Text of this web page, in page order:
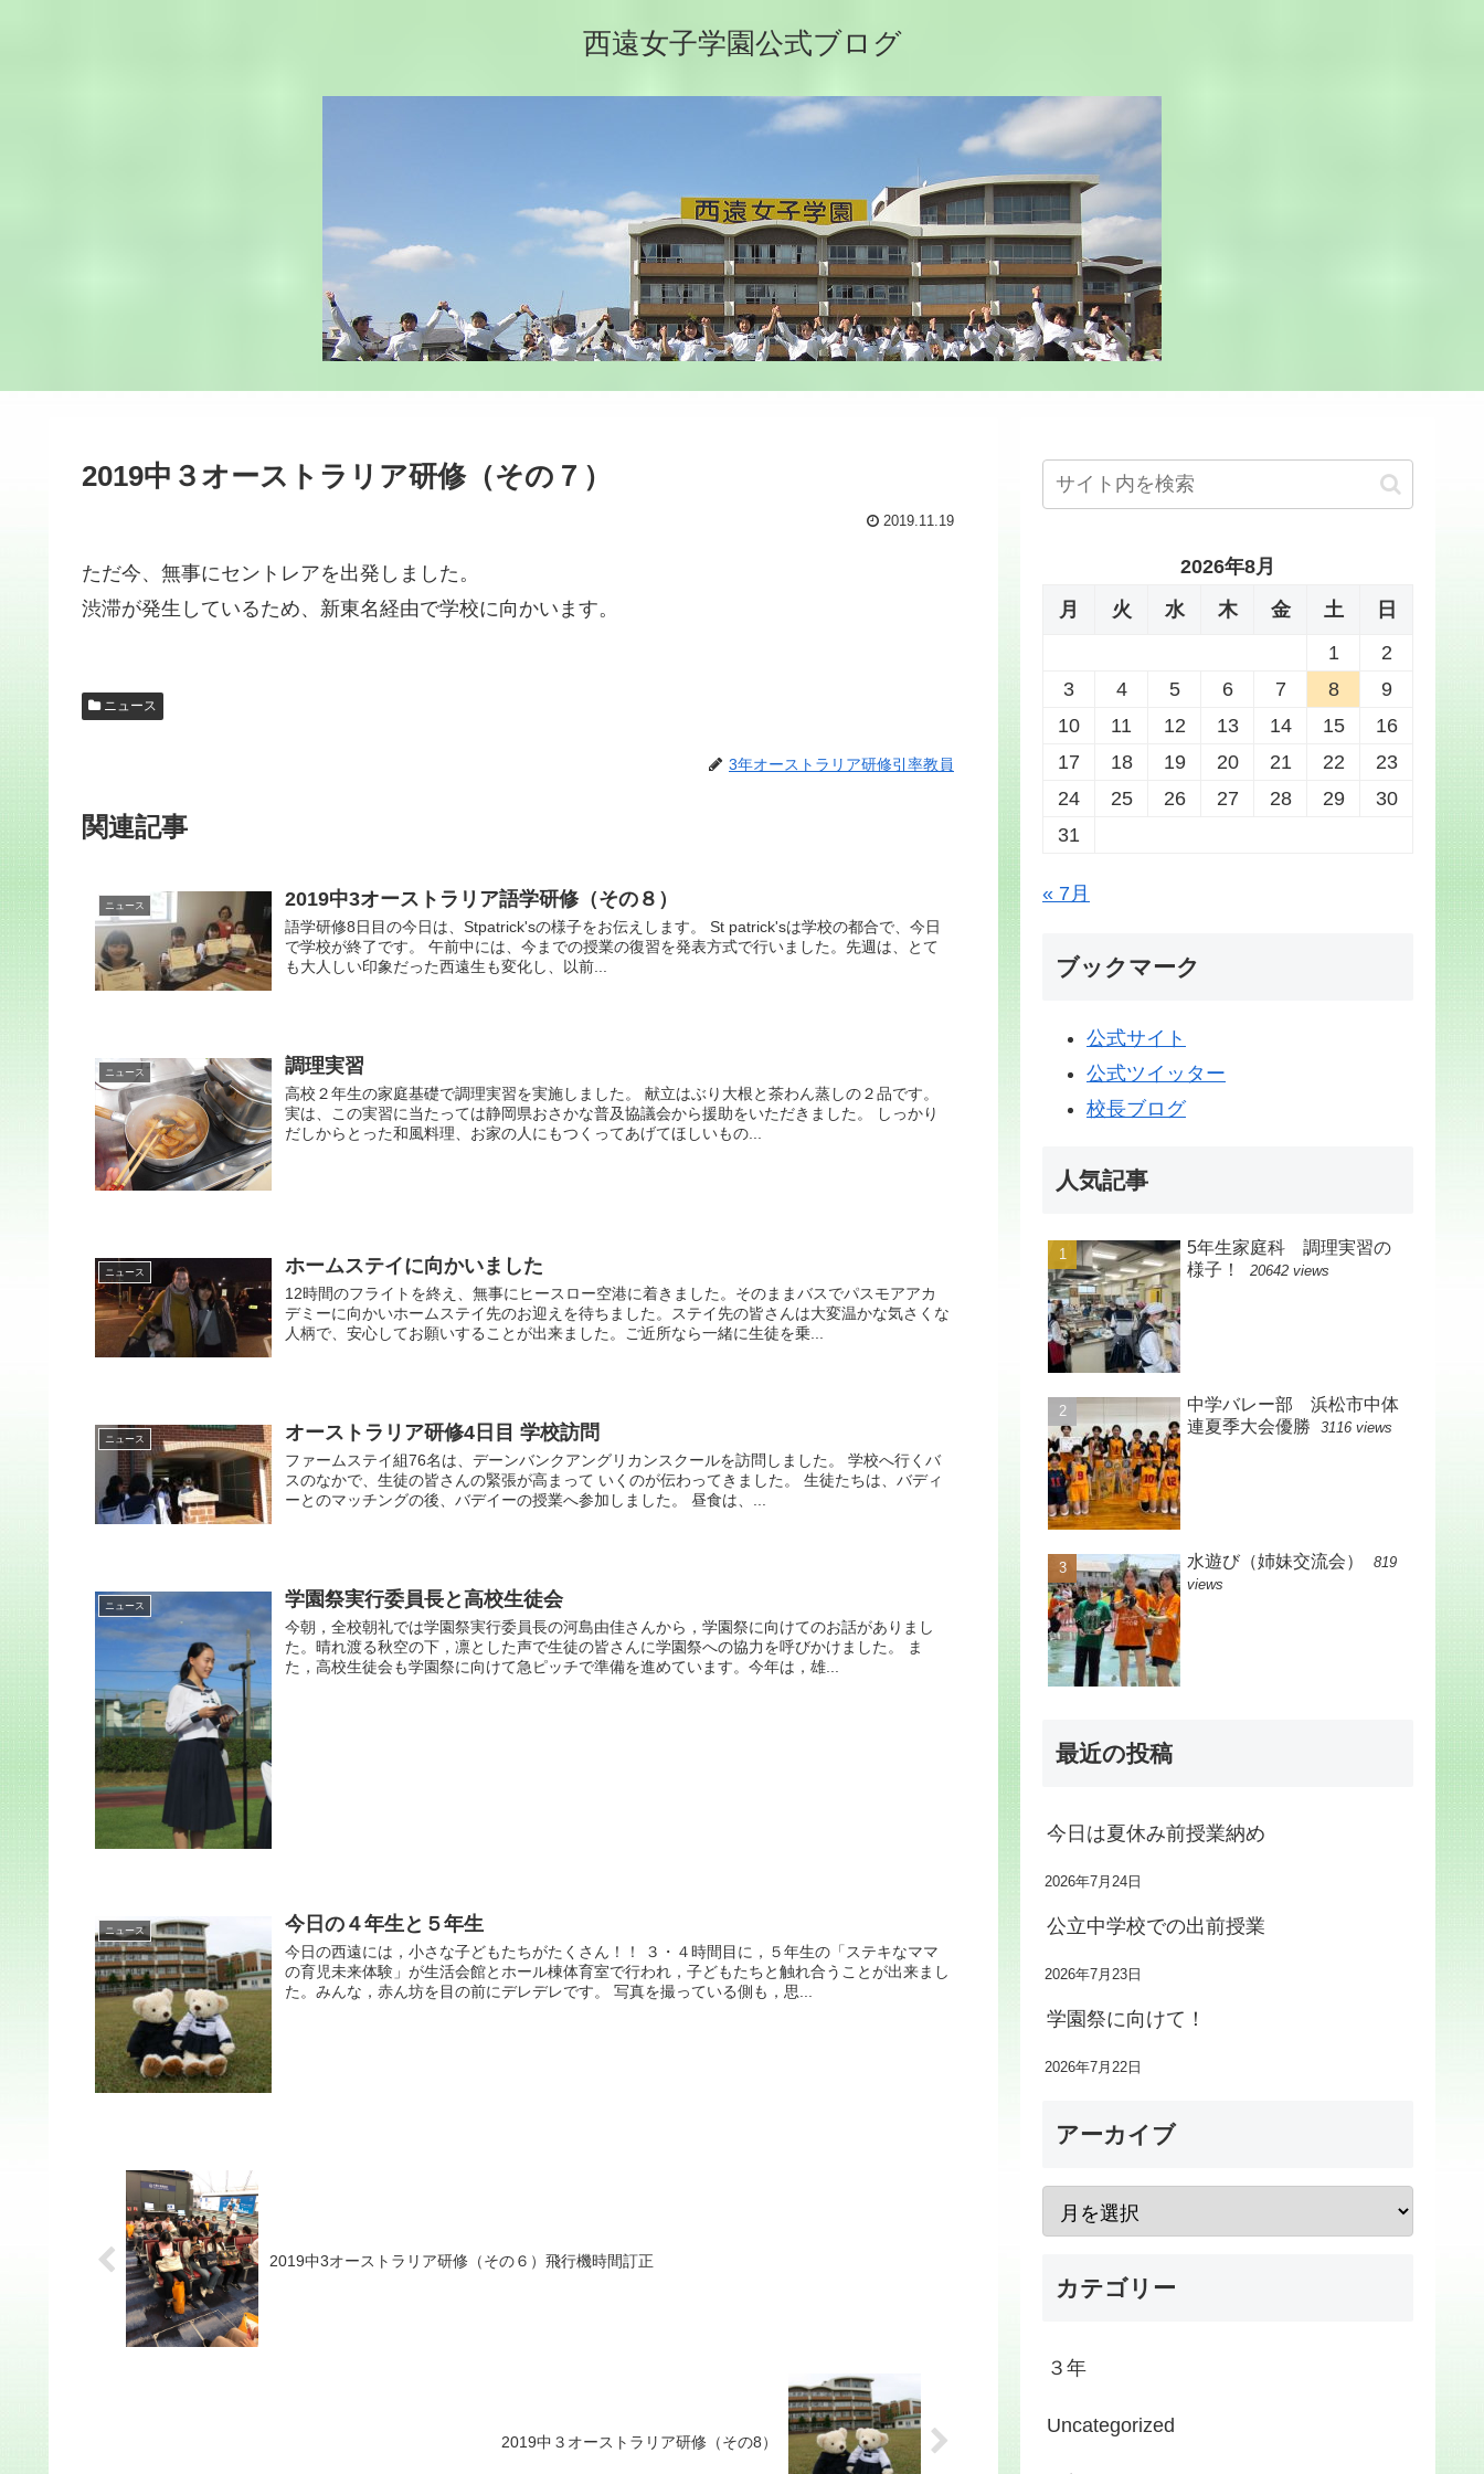
西遠女子学園公式ブログ
2019中３オーストラリア研修（その７）
2019.11.19
ただ今、無事にセントレアを出発しました。
渋滞が発生しているため、新東名経由で学校に向かいます。
ニュース
3年オーストラリア研修引率教員
関連記事
ニュース 2019中3オーストラリア語学研修（その８）
語学研修8日目の今日は、Stpatrick'sの様子をお伝えします。 St patrick'sは学校の都合で、今日
で学校が終了です。 午前中には、今までの授業の復習を発表方式で行いました。先週は、とて
も大人しい印象だった西遠生も変化し、以前...
ニュース 調理実習
高校２年生の家庭基礎で調理実習を実施しました。 献立はぶり大根と茶わん蒸しの２品です。
実は、この実習に当たっては静岡県おさかな普及協議会から援助をいただきました。 しっかり
だしからとった和風料理、お家の人にもつくってあげてほしいもの...
ニュース ホームステイに向かいました
12時間のフライトを終え、無事にヒースロー空港に着きました。そのままバスでパスモアアカ
デミーに向かいホームステイ先のお迎えを待ちました。ステイ先の皆さんは大変温かな気さくな
人柄で、安心してお願いすることが出来ました。ご近所なら一緒に生徒を乗...
ニュース オーストラリア研修4日目 学校訪問
ファームステイ組76名は、デーンバンクアングリカンスクールを訪問しました。 学校へ行くバ
スのなかで、生徒の皆さんの緊張が高まって いくのが伝わってきました。 生徒たちは、バディ
ーとのマッチングの後、バデイーの授業へ参加しました。 昼食は、...
ニュース 学園祭実行委員長と高校生徒会
今朝，全校朝礼では学園祭実行委員長の河島由佳さんから，学園祭に向けてのお話がありまし
た。晴れ渡る秋空の下，凛とした声で生徒の皆さんに学園祭への協力を呼びかけました。 ま
た，高校生徒会も学園祭に向けて急ピッチで準備を進めています。今年は，雄...
ニュース 今日の４年生と５年生
今日の西遠には，小さな子どもたちがたくさん！！ ３・４時間目に，５年生の「ステキなママ
の育児未来体験」が生活会館とホール棟体育室で行われ，子どもたちと触れ合うことが出来まし
た。みんな，赤ん坊を目の前にデレデレです。 写真を撮っている側も，思...
2019中3オーストラリア研修（その６）飛行機時間訂正
2019中３オーストラリア研修（その8）
2026年8月
月
火 水 木 金 土
日
1
2
3
4 5 6 7 8
9
10
11 12 13 14 15
16
17
18 19 20 21 22
23
24
25 26 27 28 29
30
31
« 7月
ブックマーク
公式サイト
公式ツイッター
校長ブログ
人気記事
5年生家庭科 調理実習の
様子！
20642 views
中学バレー部 浜松市中体
連夏季大会優勝
3116 views
水遊び（姉妹交流会）
819
views
最近の投稿
今日は夏休み前授業納め
2026年7月24日
公立中学校での出前授業
2026年7月23日
学園祭に向けて！
2026年7月22日
アーカイブ
カテゴリー
３年
Uncategorized